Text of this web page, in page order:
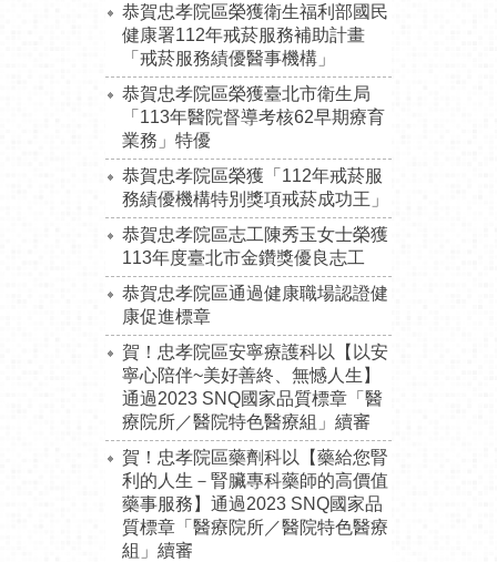
恭賀忠孝院區榮獲衛生福利部國民
健康署112年戒菸服務補助計畫
「戒菸服務績優醫事機構」
恭賀忠孝院區榮獲臺北市衛生局
「113年醫院督導考核62早期療育
業務」特優
恭賀忠孝院區榮獲「112年戒菸服
務績優機構特別獎項戒菸成功王」
恭賀忠孝院區志工陳秀玉女士榮獲
113年度臺北市金鑽獎優良志工
恭賀忠孝院區通過健康職場認證健
康促進標章
賀！忠孝院區安寧療護科以【以安
寧心陪伴~美好善終、無憾人生】
通過2023 SNQ國家品質標章「醫
療院所／醫院特色醫療組」續審
賀！忠孝院區藥劑科以【藥給您腎
利的人生－腎臟專科藥師的高價值
藥事服務】通過2023 SNQ國家品
質標章「醫療院所／醫院特色醫療
組」續審